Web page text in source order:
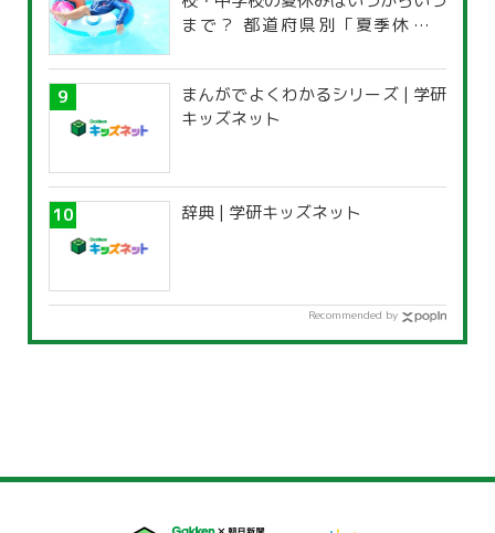
まで？ 都道府県別「夏季休暇一
まんがでよくわかるシリーズ | 学研
キッズネット
辞典 | 学研キッズネット
Recommended by